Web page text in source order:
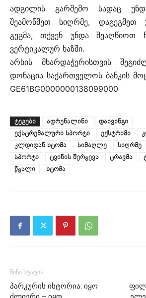
ადგილის გარშემო სადაც
შეამოწმეთ სიღრმე, დაგეგმეთ
გეგმა, თქვენ უნდა შეაღწიოთ
ვერტიკალურ ხაზში.
არხის მხარდაჭერისთვის
დონაცია საქართველოს ბანკის
GE61BG0000000138099000
ᲢᲔᲒᲔᲑᲘ ადრენალინი
დაივინგი
ექსტრემალური სპორტი
ექსტრიმი
კლდიდან ხტომა
სიმაღლე სიღრმე
სპორტი
ტვინის შერყევა ტრავმა
წყალი
ხტომა
წინა სტატია
პარკურის ისტორია: იყო